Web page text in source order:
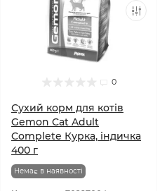
0
Сухий корм для котів
Gemon Cat Adult
Complete Курка, індичка
400 г
Немає в наявності